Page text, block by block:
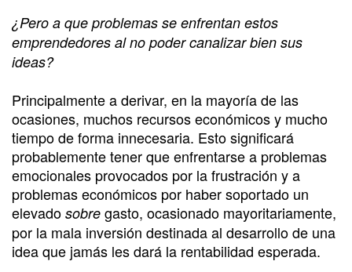
¿Pero a que problemas se enfrentan estos
emprendedores al no poder canalizar bien sus
ideas?
Principalmente a derivar, en la mayoría de las
ocasiones, muchos recursos económicos y mucho
tiempo de forma innecesaria. Esto significará
probablemente tener que enfrentarse a problemas
emocionales provocados por la frustración y a
problemas económicos por haber soportado un
elevado sobre gasto, ocasionado mayoritariamente,
por la mala inversión destinada al desarrollo de una
idea que jamás les dará la rentabilidad esperada.